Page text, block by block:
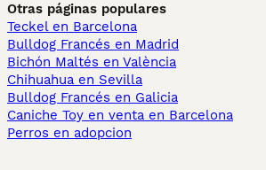
Otras páginas populares
Teckel en Barcelona
Bulldog Francés en Madrid
Bichón Maltés en València
Chihuahua en Sevilla
Bulldog Francés en Galicia
Caniche Toy en venta en Barcelona
Perros en adopcion